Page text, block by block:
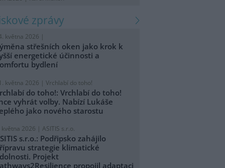
zprávy
května 2026 |
střešních oken jako krok k
energetické účinnosti a
bydlení
května 2026 | Vrchlabí do toho!
do toho!: Vrchlabí do toho!
vyhrát volby. Nabízí Lukáše
jako nového starostu
května 2026 | ASITIS s.r.o.
s.r.o.: Podřipsko zahájilo
strategie klimatické
Projekt
propojil adaptaci